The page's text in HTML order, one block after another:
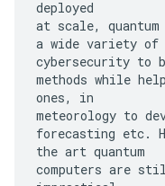
deployed
at scale, quantum
a wide variety of
cybersecurity to
methods while
ones, in
meteorology to
forecasting etc.
the art quantum
computers are